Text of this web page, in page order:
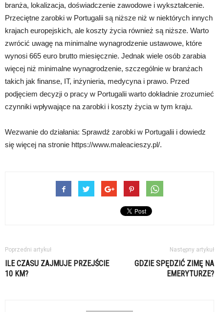
branża, lokalizacja, doświadczenie zawodowe i wykształcenie.
Przeciętne zarobki w Portugalii są niższe niż w niektórych innych
krajach europejskich, ale koszty życia również są niższe. Warto
zwrócić uwagę na minimalne wynagrodzenie ustawowe, które
wynosi 665 euro brutto miesięcznie. Jednak wiele osób zarabia
więcej niż minimalne wynagrodzenie, szczególnie w branżach
takich jak finanse, IT, inżynieria, medycyna i prawo. Przed
podjęciem decyzji o pracy w Portugalii warto dokładnie zrozumieć
czynniki wpływające na zarobki i koszty życia w tym kraju.
Wezwanie do działania: Sprawdź zarobki w Portugalii i dowiedz
się więcej na stronie https://www.maleacieszy.pl/.
Poprzedni artykuł
ILE CZASU ZAJMUJE PRZEJŚCIE
10 KM?
Następny artykuł
GDZIE SPĘDZIĆ ZIMĘ NA
EMERYTURZE?